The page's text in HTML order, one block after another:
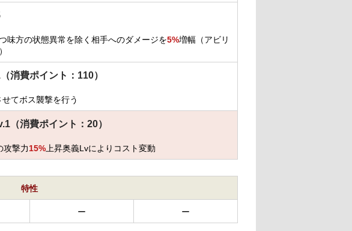
味方の状態異常を除く相手へのダメージを5%増幅（アビリ
消費ポイント：110）
せてボス襲撃を行う
（消費ポイント：20）
攻撃力15% 上昇奥義Lvによりコスト変動
特性
ー ー